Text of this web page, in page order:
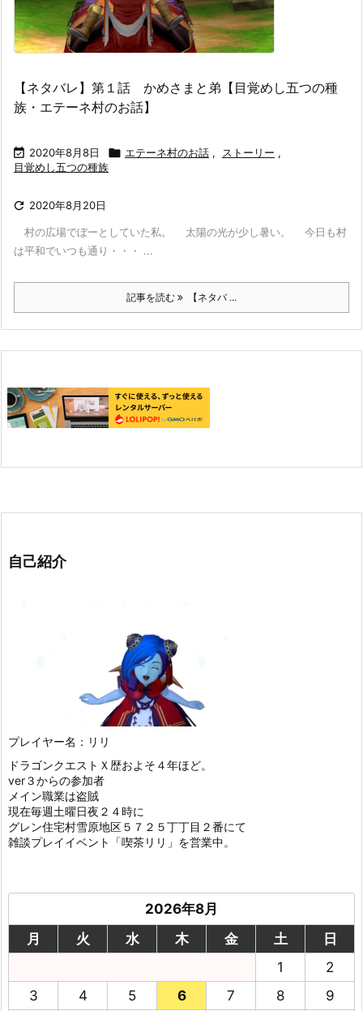
【ネタバレ】第１話 かめさまと弟【目覚めし五つの種
族・エテーネ村のお話】
 2020年8月8日  エテーネ村のお話 , ストーリー ,
目覚めし五つの種族
 2020年8月20日
村の広場でぼーとしていた私。 太陽の光が少し暑い。 今日も村
は平和でいつも通り・・・ ...
記事を読む 【ネタバ ...
自己紹介
プレイヤー名：リリ
ドラゴンクエストＸ歴およそ４年ほど。
ver３からの参加者
メイン職業は盗賊
現在毎週土曜日夜２４時に
グレン住宅村雪原地区５７２５丁丁目２番にて
雑談プレイイベント「喫茶リリ」を営業中。
2026年8月
月
火 水 木 金 土
日
1
2
3
4 5 6 7 8
9